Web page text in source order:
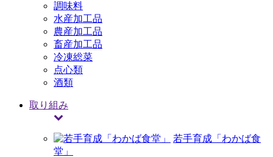
調味料
水産加工品
農産加工品
畜産加工品
冷凍総菜
点心類
酒類
取り組み
若手育成「わかば食
堂」